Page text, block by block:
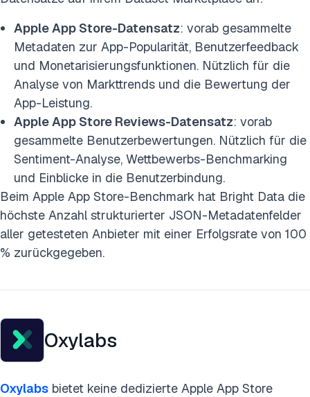
Apple App Store-Datensatz: vorab gesammelte
Metadaten zur App-Popularität, Benutzerfeedback
und Monetarisierungsfunktionen. Nützlich für die
Analyse von Markttrends und die Bewertung der
App-Leistung.
Apple App Store Reviews-Datensatz: vorab
gesammelte Benutzerbewertungen. Nützlich für die
Sentiment-Analyse, Wettbewerbs-Benchmarking
und Einblicke in die Benutzerbindung.
Beim Apple App Store-Benchmark hat Bright Data die
höchste Anzahl strukturierter JSON-Metadatenfelder
aller getesteten Anbieter mit einer Erfolgsrate von 100
% zurückgegeben.
Oxylabs
Oxylabs bietet keine dedizierte Apple App Store